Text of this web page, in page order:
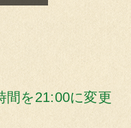
間を21:00に変更